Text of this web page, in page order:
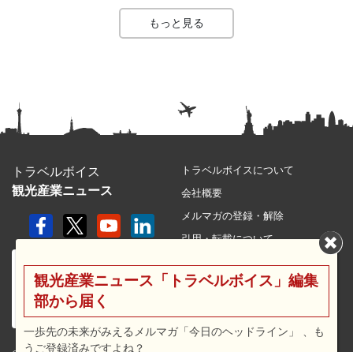
もっと見る
トラベルボイス
観光産業ニュース
トラベルボイスについて
会社概要
メルマガの登録・解除
引用・転載について
利用規約
広告メニュー・料金
観光産業ニュース「トラベルボイス」編集
部から届く
一歩先の未来がみえるメルマガ「今日のヘッドライン」 、も
うご登録済みですよね？